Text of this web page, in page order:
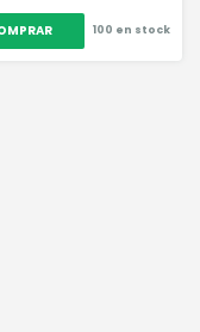
100 en stock